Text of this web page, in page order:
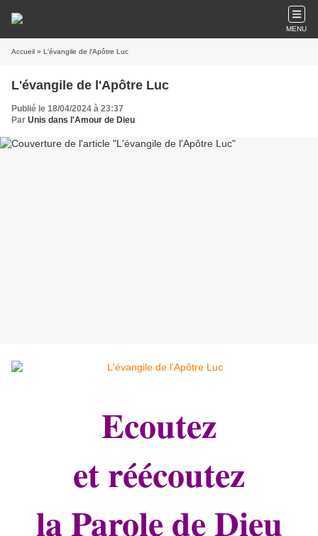
MENU
Accueil » L'évangile de l'Apôtre Luc
L'évangile de l'Apôtre Luc
Publié le 18/04/2024 à 23:37
Par Unis dans l'Amour de Dieu
Ecoutez
et réécoutez
la Parole de Dieu